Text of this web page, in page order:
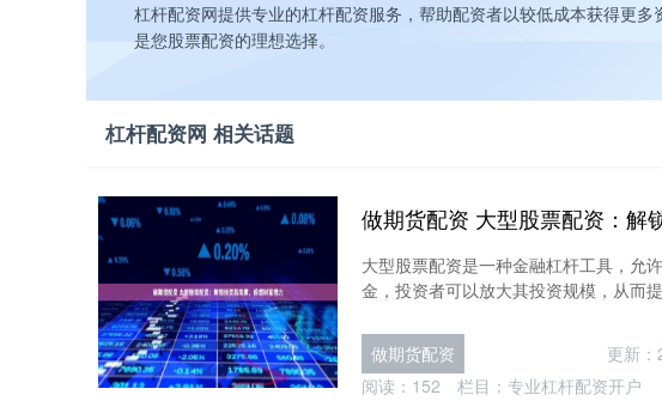
杠杆配资网提供专业的杠杆配资服务，帮助配资者以较低成本获得更
是您股票配资的理想选择。
杠杆配资网 相关话题
大型股票配资是一种金融杠杆工具，允
金，投资者可以放大其投资规模，从而
做期货配资 更新
阅读： 152 栏目： 专业杠杆配资开户